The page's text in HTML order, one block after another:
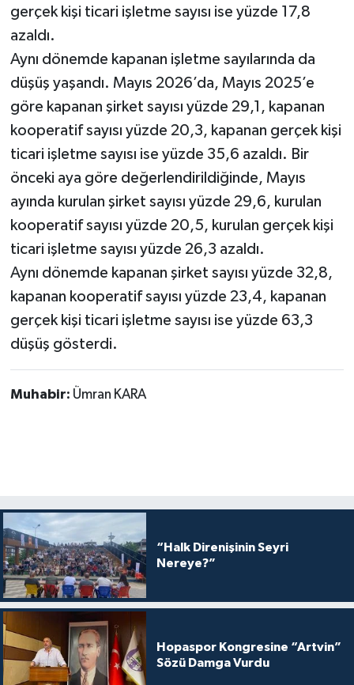
gerçek kişi ticari işletme sayısı ise yüzde 17,8
azaldı.
Aynı dönemde kapanan işletme sayılarında da
düşüş yaşandı. Mayıs 2026’da, Mayıs 2025’e
göre kapanan şirket sayısı yüzde 29,1, kapanan
kooperatif sayısı yüzde 20,3, kapanan gerçek kişi
ticari işletme sayısı ise yüzde 35,6 azaldı. Bir
önceki aya göre değerlendirildiğinde, Mayıs
ayında kurulan şirket sayısı yüzde 29,6, kurulan
kooperatif sayısı yüzde 20,5, kurulan gerçek kişi
ticari işletme sayısı yüzde 26,3 azaldı.
Aynı dönemde kapanan şirket sayısı yüzde 32,8,
kapanan kooperatif sayısı yüzde 23,4, kapanan
gerçek kişi ticari işletme sayısı ise yüzde 63,3
düşüş gösterdi.
Muhabir: Ümran KARA
“Halk Direnişinin Seyri
Nereye?”
Hopaspor Kongresine “Artvin”
Sözü Damga Vurdu